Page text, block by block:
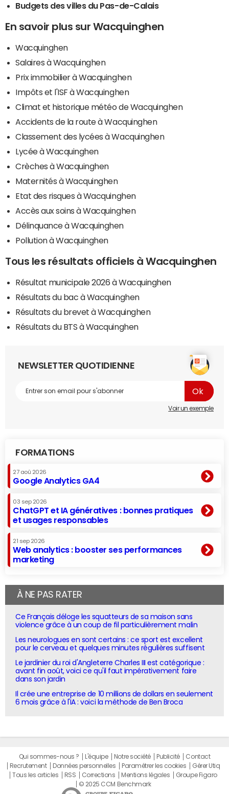
Budgets des villes du Pas-de-Calais
En savoir plus sur Wacquinghen
Wacquinghen
Salaires à Wacquinghen
Prix immobilier à Wacquinghen
Impôts et l'ISF à Wacquinghen
Climat et historique météo de Wacquinghen
Accidents de la route à Wacquinghen
Classement des lycées à Wacquinghen
Lycée à Wacquinghen
Crèches à Wacquinghen
Maternités à Wacquinghen
Etat des risques à Wacquinghen
Accès aux soins à Wacquinghen
Délinquance à Wacquinghen
Pollution à Wacquinghen
Tous les résultats officiels à Wacquinghen
Résultat municipale 2026 à Wacquinghen
Résultats du bac à Wacquinghen
Résultats du brevet à Wacquinghen
Résultats du BTS à Wacquinghen
NEWSLETTER QUOTIDIENNE
Voir un exemple
FORMATIONS
27 aoû 2026
Google Analytics GA4
03 sep 2026
ChatGPT et IA génératives : bonnes pratiques
et usages responsables
21 sep 2026
Web analytics : booster ses performances
marketing
À NE PAS RATER
Ce Français déloge les squatteurs de sa maison sans
violence grâce à un coup de fil particulièrement malin
Les neurologues en sont certains : ce sport est excellent
pour le cerveau et quelques minutes régulières suffisent
Le jardinier du roi d'Angleterre Charles III est catégorique :
avant fin août, voici ce qu'il faut impérativement faire
dans son jardin
Il crée une entreprise de 10 millions de dollars en seulement
6 mois grâce à l'IA : voici la méthode de Ben Broca
Qui sommes-nous ? L'équipe Notre société Publicité
Contact
Recrutement
Données personnelles Paramétrer les cookies
Gérer Utiq
Tous les articles
RSS Corrections Mentions légales
Groupe Figaro
© 2025 CCM Benchmark